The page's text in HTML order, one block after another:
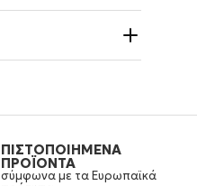
ΠΙΣΤΟΠΟΙΗΜΕΝΑ
ΠΡΟΪΟΝΤΑ
σύμφωνα με τα Ευρωπαϊκά